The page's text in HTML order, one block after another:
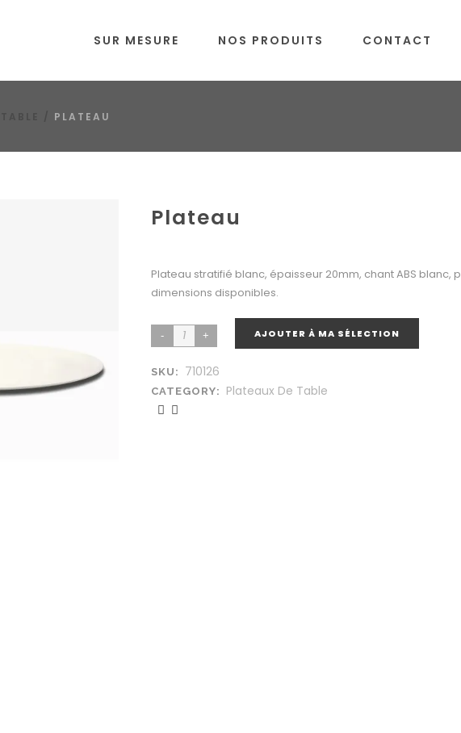
SUR MESURE NOS PRODUITS CONTACT
PLATEAU
Plateau
Plateau stratifié blanc, épaisseur 20mm, chant ABS
dimensions disponibles.
AJOUTER À MA SÉLECTION
SKU: 710126
CATEGORY: Plateaux De Table